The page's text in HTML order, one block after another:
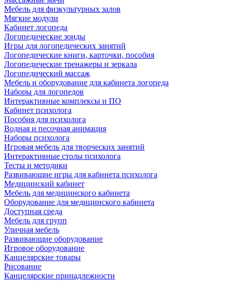
Мебель для физкультурных залов
Мягкие модули
Кабинет логопеда
Логопедические зонды
Игры для логопедических занятий
Логопедические книги, карточки, пособия
Логопедические тренажеры и зеркала
Логопедический массаж
Мебель и оборудование для кабинета логопеда
Наборы для логопедов
Интерактивные комплексы и ПО
Кабинет психолога
Пособия для психолога
Водная и песочная анимация
Наборы психолога
Игровая мебель для творческих занятий
Интерактивные столы психолога
Тесты и методики
Развивающие игры для кабинета психолога
Медицинский кабинет
Мебель для медицинского кабинета
Оборудование для медицинского кабинета
Доступная среда
Мебель для групп
Уличная мебель
Развивающие оборудование
Игровое оборудование
Канцелярские товары
Рисование
Канцелярские принадлежности